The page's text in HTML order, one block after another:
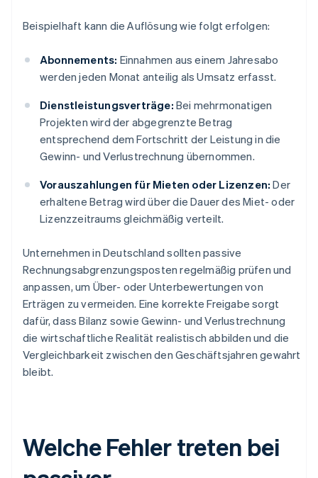
Beispielhaft kann die Auflösung wie folgt erfolgen:
Abonnements: Einnahmen aus einem Jahresabo
werden jeden Monat anteilig als Umsatz erfasst.
Dienstleistungsverträge: Bei mehrmonatigen
Projekten wird der abgegrenzte Betrag
entsprechend dem Fortschritt der Leistung in die
Gewinn- und Verlustrechnung übernommen.
Vorauszahlungen für Mieten oder Lizenzen: Der
erhaltene Betrag wird über die Dauer des Miet- oder
Lizenzzeitraums gleichmäßig verteilt.
Unternehmen in Deutschland sollten passive
Rechnungsabgrenzungsposten regelmäßig prüfen und
anpassen, um Über- oder Unterbewertungen von
Erträgen zu vermeiden. Eine korrekte Freigabe sorgt
dafür, dass Bilanz sowie Gewinn- und Verlustrechnung
die wirtschaftliche Realität realistisch abbilden und die
Vergleichbarkeit zwischen den Geschäftsjahren gewahrt
bleibt.
Welche Fehler treten bei